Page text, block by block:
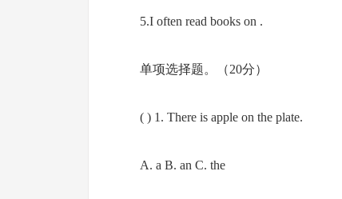
5.I often read books on .
单项选择题。（20分）
( ) 1. There is apple on the plate.
A. a B. an C. the